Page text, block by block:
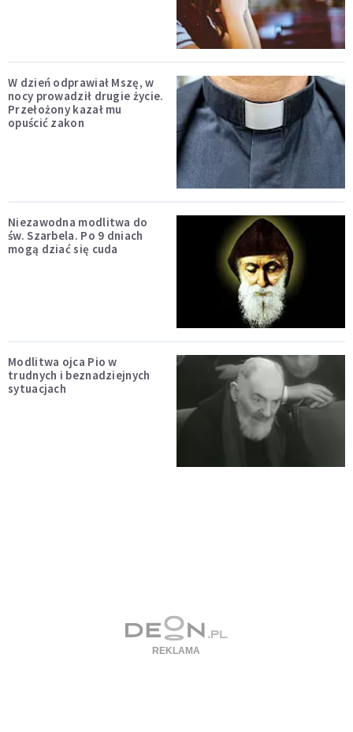
W dzień odprawiał Mszę, w
nocy prowadził drugie życie.
Przełożony kazał mu
opuścić zakon
Niezawodna modlitwa do
św. Szarbela. Po 9 dniach
mogą dziać się cuda
Modlitwa ojca Pio w
trudnych i beznadziejnych
sytuacjach